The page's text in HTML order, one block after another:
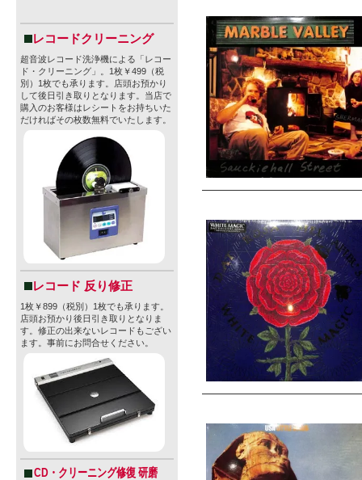
レコードクリーニング
超音波レコード洗浄機による「レコー
ド・クリーニング」。1枚￥499（税
別）1枚でも承ります。店頭お預かり
して後日引き取りとなります。当店で
購入のお客様はレシートをお持ちいた
だければその枚数無料でいたします。
レコード 反り修正
1枚￥899（税別）1枚でも承ります。
店頭お預かり後日引き取りとなりま
す。修正の出来ないレコードもござい
ます。事前にお問合せください。
CD・クリーニング修復 研磨